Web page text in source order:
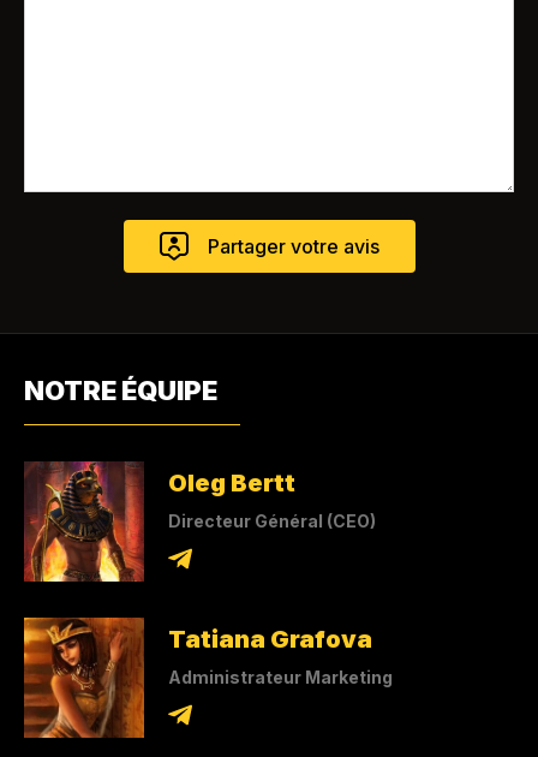
NOTRE ÉQUIPE
Oleg Bertt
Directeur Général (CEO)
Tatiana Grafova
Administrateur Marketing